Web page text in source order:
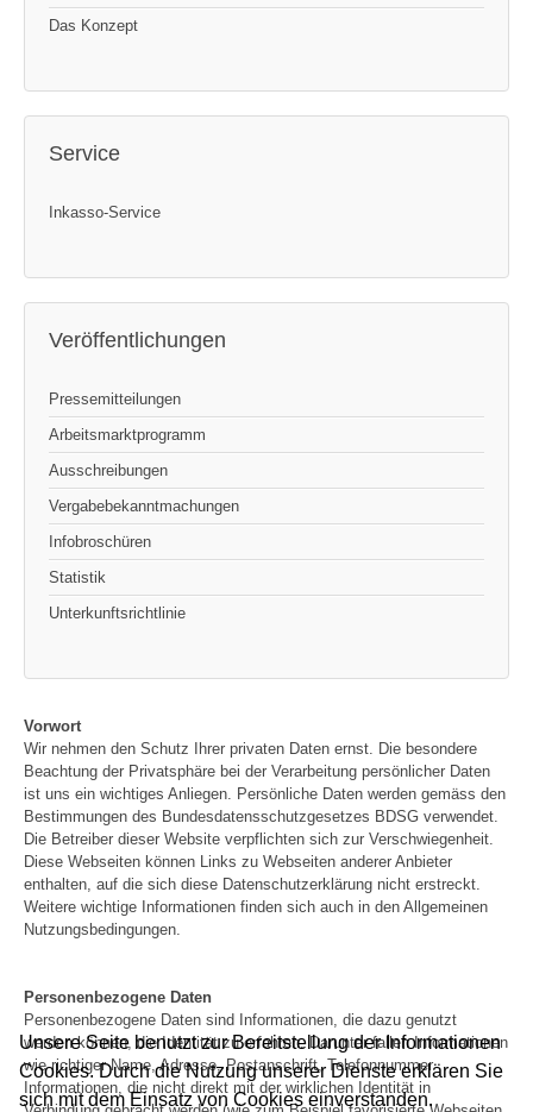
Das Konzept
Service
Inkasso-Service
Veröffentlichungen
Pressemitteilungen
Arbeitsmarktprogramm
Ausschreibungen
Vergabebekanntmachungen
Infobroschüren
Statistik
Unterkunftsrichtlinie
Vorwort
Wir nehmen den Schutz Ihrer privaten Daten ernst. Die besondere
Beachtung der Privatsphäre bei der Verarbeitung persönlicher Daten
ist uns ein wichtiges Anliegen. Persönliche Daten werden gemäss den
Bestimmungen des Bundesdatensschutzgesetzes BDSG verwendet.
Die Betreiber dieser Website verpflichten sich zur Verschwiegenheit.
Diese Webseiten können Links zu Webseiten anderer Anbieter
enthalten, auf die sich diese Datenschutzerklärung nicht erstreckt.
Weitere wichtige Informationen finden sich auch in den Allgemeinen
Nutzungsbedingungen.
Personenbezogene Daten
Personenbezogene Daten sind Informationen, die dazu genutzt
werden können, die Identität zu erfahren. Darunter fallen Informationen
wie richtiger Name, Adresse, Postanschrift, Telefonnummer.
Informationen, die nicht direkt mit der wirklichen Identität in
Unsere Seite benutzt zur Bereitstellung der Informationen
Cookies. Durch die Nutzung unserer Dienste erklären Sie
sich mit dem Einsatz von Cookies einverstanden.